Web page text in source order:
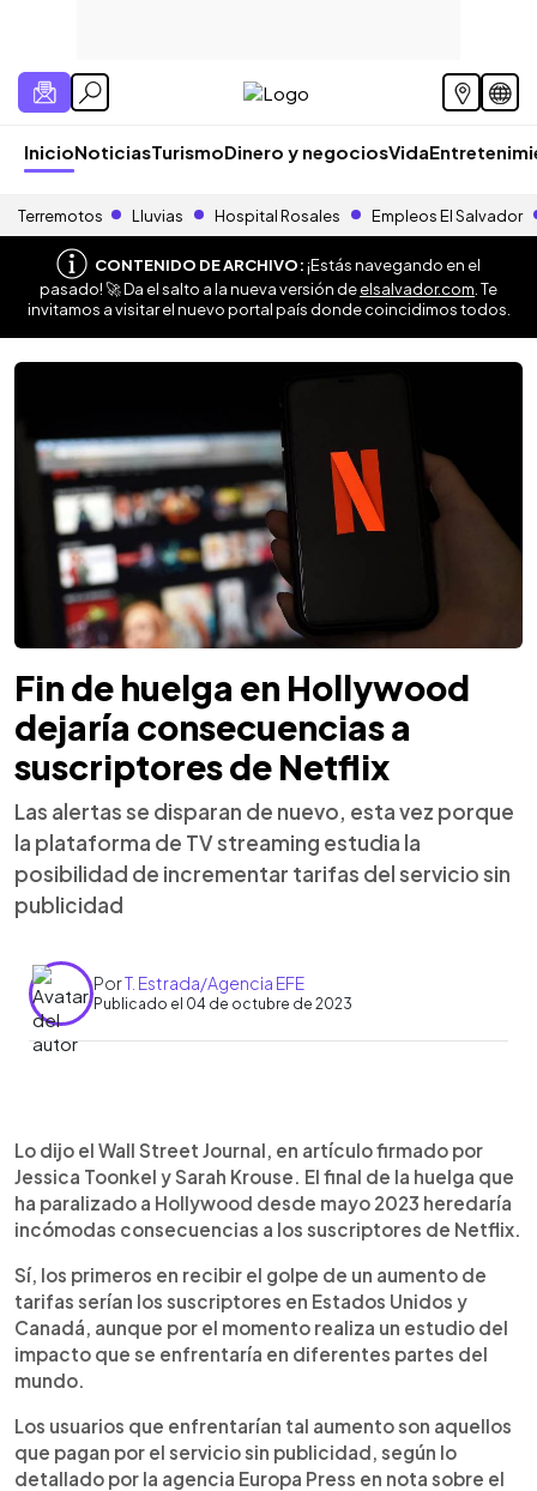
InicioNoticiasTurismoDinero y negociosVida
Terremotos Lluvias Hospital Rosales Empleos El Salvador
CONTENIDO DE ARCHIVO:¡Estás navegando en el
pasado! 🚀 Da el salto a la nueva versión deelsalvador.com . Te
invitamos a visitar el nuevo portal país donde coincidimos todos.
Fin de huelga en Hollywood
dejaría consecuencias a
suscriptores de Netflix
Las alertas se disparan de nuevo, esta vez porque
la plataforma de TV streaming estudia la
posibilidad de incrementar tarifas del servicio sin
publicidad
PorT. Estrada/Agencia EFE
Publicado el 04 de octubre de 2023
Escuchar artículo
Lo dijo el Wall Street Journal, en artículo firmado por
Jessica Toonkel y Sarah Krouse. El final de la huelga que
ha paralizado a Hollywood desde mayo 2023 heredaría
incómodas consecuencias a los suscriptores de Netflix.
Sí, los primeros en recibir el golpe de un aumento de
tarifas serían los suscriptores en Estados Unidos y
Canadá, aunque por el momento realiza un estudio del
impacto que se enfrentaría en diferentes partes del
mundo.
Los usuarios que enfrentarían tal aumento son aquellos
que pagan por el servicio sin publicidad, según lo
detallado por la agencia Europa Press en nota sobre el